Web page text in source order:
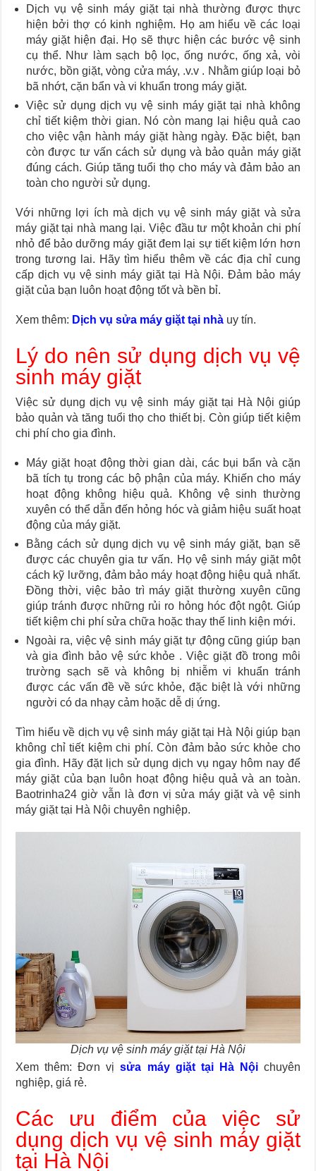
Dịch vụ vệ sinh máy giặt tại nhà thường được thực
hiện bởi thợ có kinh nghiệm. Họ am hiểu về các loại
máy giặt hiện đại. Họ sẽ thực hiện các bước vệ sinh
cụ thể. Như làm sạch bộ lọc, ống nước, ống xả, vòi
nước, bồn giặt, vòng cửa máy, .v.v . Nhằm giúp loại bỏ
bã nhớt, cặn bẩn và vi khuẩn trong máy giặt.
Việc sử dụng dịch vụ vệ sinh máy giặt tại nhà không
chỉ tiết kiệm thời gian. Nó còn mang lại hiệu quả cao
cho việc vận hành máy giặt hàng ngày. Đặc biệt, bạn
còn được tư vấn cách sử dụng và bảo quản máy giặt
đúng cách. Giúp tăng tuổi thọ cho máy và đảm bảo an
toàn cho người sử dụng.
Với những lợi ích mà dịch vụ vệ sinh máy giặt và sửa
máy giặt tại nhà mang lại. Việc đầu tư một khoản chi phí
nhỏ để bảo dưỡng máy giặt đem lại sự tiết kiệm lớn hơn
trong tương lai. Hãy tìm hiểu thêm về các địa chỉ cung
cấp dịch vụ vệ sinh máy giặt tại Hà Nội. Đảm bảo máy
giặt của bạn luôn hoạt động tốt và bền bỉ.
Xem thêm: Dịch vụ sửa máy giặt tại nhà uy tín.
Lý do nên sử dụng dịch vụ vệ
sinh máy giặt
Việc sử dụng dịch vụ vệ sinh máy giặt tại Hà Nội giúp
bảo quản và tăng tuổi thọ cho thiết bị. Còn giúp tiết kiệm
chi phí cho gia đình.
Máy giặt hoạt động thời gian dài, các bụi bẩn và cặn
bã tích tụ trong các bộ phận của máy. Khiến cho máy
hoạt động không hiệu quả. Không vệ sinh thường
xuyên có thể dẫn đến hỏng hóc và giảm hiệu suất hoạt
động của máy giặt.
Bằng cách sử dụng dịch vụ vệ sinh máy giặt, bạn sẽ
được các chuyên gia tư vấn. Họ vệ sinh máy giặt một
cách kỹ lưỡng, đảm bảo máy hoạt động hiệu quả nhất.
Đồng thời, việc bảo trì máy giặt thường xuyên cũng
giúp tránh được những rủi ro hỏng hóc đột ngột. Giúp
tiết kiệm chi phí sửa chữa hoặc thay thế linh kiện mới.
Ngoài ra, việc vệ sinh máy giặt tự động cũng giúp bạn
và gia đình bảo vệ sức khỏe . Việc giặt đồ trong môi
trường sạch sẽ và không bị nhiễm vi khuẩn tránh
được các vấn đề về sức khỏe, đặc biệt là với những
người có da nhạy cảm hoặc dễ dị ứng.
Tìm hiểu về dịch vụ vệ sinh máy giặt tại Hà Nội giúp bạn
không chỉ tiết kiệm chi phí. Còn đảm bảo sức khỏe cho
gia đình. Hãy đặt lịch sử dụng dịch vụ ngay hôm nay để
máy giặt của bạn luôn hoạt động hiệu quả và an toàn.
Baotrinha24 giờ vẫn là đơn vị sửa máy giặt và vệ sinh
máy giặt tại Hà Nội chuyên nghiệp.
Dịch vụ vệ sinh máy giặt tại Hà Nội
Xem thêm: Đơn vịsửa máy giặt tại Hà Nộichuyên
nghiệp, giá rẻ.
Các ưu điểm của việc sử
dụng dịch vụ vệ sinh máy giặt
tại Hà Nội